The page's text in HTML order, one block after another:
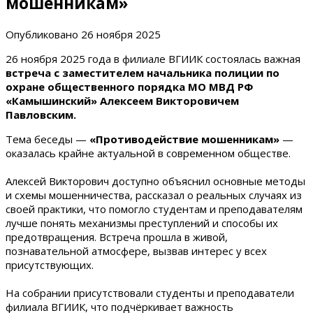
Опубликовано 26 ноября 2025
26 ноября 2025 года в филиале ВГИИК состоялась важная
встреча с заместителем начальника полиции по
охране общественного порядка МО МВД РФ
«Камышинский» Алексеем Викторовичем
Павловским.
Тема беседы — «Противодействие мошенникам» —
оказалась крайне актуальной в современном обществе.
Алексей Викторович доступно объяснил основные методы
и схемы мошенничества, рассказал о реальных случаях из
своей практики, что помогло студентам и преподавателям
лучше понять механизмы преступлений и способы их
предотвращения. Встреча прошла в живой,
познавательной атмосфере, вызвав интерес у всех
присутствующих.
На собрании присутствовали студенты и преподаватели
филиала ВГИИК, что подчёркивает важность